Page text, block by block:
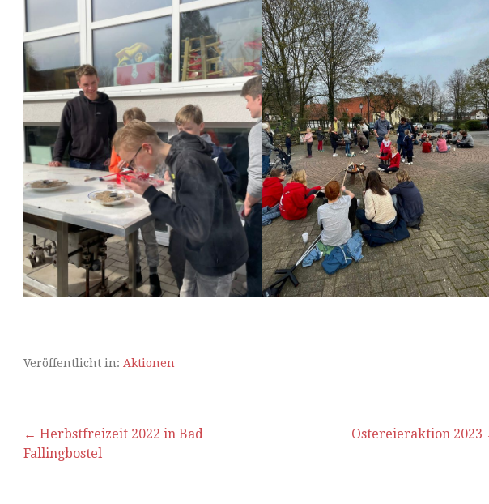
Veröffentlicht in: Aktionen
Beitragsnavigation
← Herbstfreizeit 2022 in Bad
Fallingbostel
Ostereieraktion